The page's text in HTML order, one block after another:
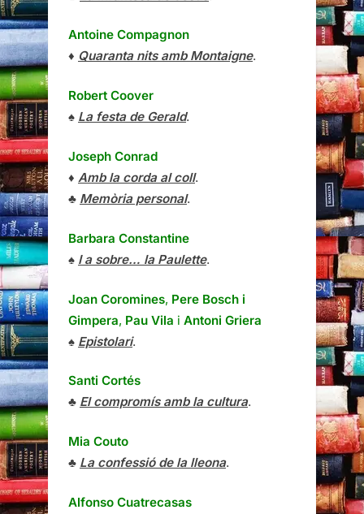
Antoine Compagnon
♦ Quaranta nits amb Montaigne.
Robert Coover
♠ La festa de Gerald.
Joseph Conrad
♦ Amb la corda al coll.
♣ Memòria personal.
Barbara Constantine
♠ I a sobre… la Paulette.
Joan Coromines, Pere Bosch i
Gimpera, Pau Vila i Antoni Griera
♠ Epistolari.
Santi Cortés
♣ El compromís amb la cultura.
Mia Couto
♣ La confessió de la lleona.
Alfonso Cuatrecasas